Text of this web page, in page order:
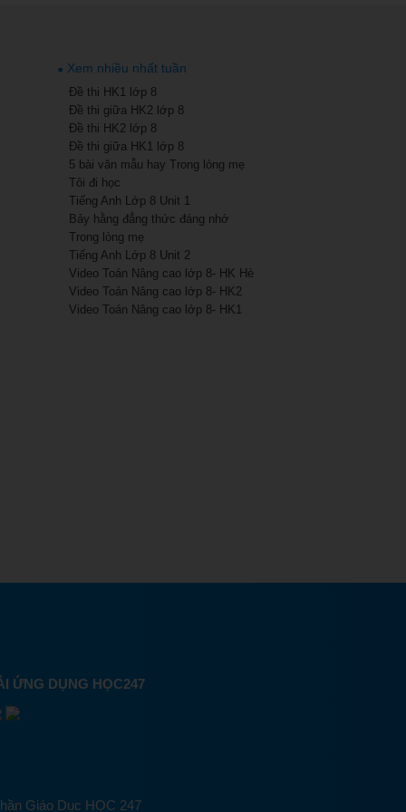
Xem nhiều nhất tuần
Đề thi HK1 lớp 8
Đề thi giữa HK2 lớp 8
Đề thi HK2 lớp 8
Đề thi giữa HK1 lớp 8
5 bài văn mẫu hay Trong lòng mẹ
Tôi đi học
Tiếng Anh Lớp 8 Unit 1
Bảy hằng đẳng thức đáng nhớ
Trong lòng mẹ
Tiếng Anh Lớp 8 Unit 2
Video Toán Nâng cao lớp 8- HK Hè
Video Toán Nâng cao lớp 8- HK2
Video Toán Nâng cao lớp 8- HK1
ỨNG DỤNG HỌC247
Giáo Dục HỌC 247